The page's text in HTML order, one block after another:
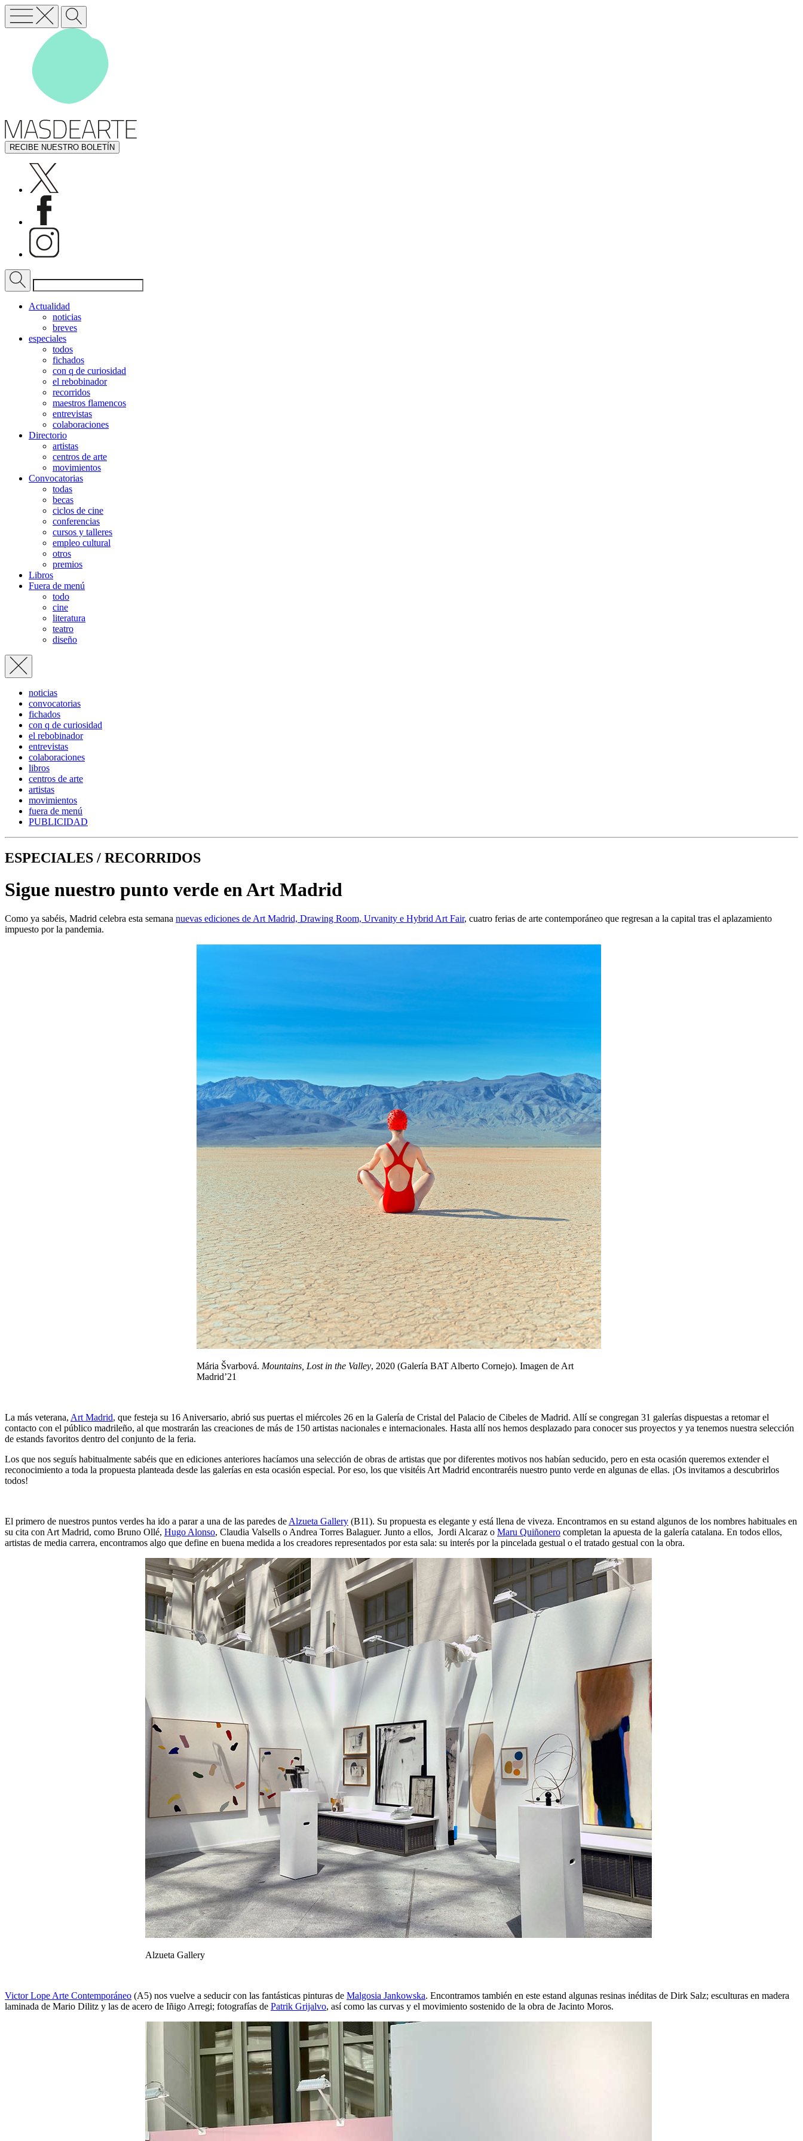
RECIBE NUESTRO BOLETÍN
Actualidad
noticias
breves
especiales
todos
fichados
con q de curiosidad
el rebobinador
recorridos
maestros flamencos
entrevistas
colaboraciones
Directorio
artistas
centros de arte
movimientos
Convocatorias
todas
becas
ciclos de cine
conferencias
cursos y talleres
empleo cultural
otros
premios
Libros
Fuera de menú
todo
cine
literatura
teatro
diseño
noticias
convocatorias
fichados
con q de curiosidad
el rebobinador
entrevistas
colaboraciones
libros
centros de arte
artistas
movimientos
fuera de menú
PUBLICIDAD
ESPECIALES / RECORRIDOS
Sigue nuestro punto verde en Art Madrid
Como ya sabéis, Madrid celebra esta semana nuevas ediciones de Art Madrid, Drawing Room, Urvanity e Hybrid Art Fair, cuatro ferias de arte contemporáneo que regresan a la capital tras el aplazamiento
impuesto por la pandemia.
Mária Švarbová. Mountains, Lost in the Valley, 2020 (Galería BAT Alberto Cornejo). Imagen de Art
Madrid’21
La más veterana, Art Madrid, que festeja su 16 Aniversario, abrió sus puertas el miércoles 26 en la Galería de Cristal del Palacio de Cibeles de Madrid. Allí se congregan 31 galerías dispuestas a retomar el
contacto con el público madrileño, al que mostrarán las creaciones de más de 150 artistas nacionales e internacionales. Hasta allí nos hemos desplazado para conocer sus proyectos y ya tenemos nuestra selección
de estands favoritos dentro del conjunto de la feria.
Los que nos seguís habitualmente sabéis que en ediciones anteriores hacíamos una selección de obras de artistas que por diferentes motivos nos habían seducido, pero en esta ocasión queremos extender el
reconocimiento a toda la propuesta planteada desde las galerías en esta ocasión especial. Por eso, los que visitéis Art Madrid encontraréis nuestro punto verde en algunas de ellas. ¡Os invitamos a descubrirlos
todos!
El primero de nuestros puntos verdes ha ido a parar a una de las paredes de Alzueta Gallery (B11). Su propuesta es elegante y está llena de viveza. Encontramos en su estand algunos de los nombres habituales en
su cita con Art Madrid, como Bruno Ollé, Hugo Alonso, Claudia Valsells o Andrea Torres Balaguer. Junto a ellos, Jordi Alcaraz o Maru Quiñonero completan la apuesta de la galería catalana. En todos ellos,
artistas de media carrera, encontramos algo que define en buena medida a los creadores representados por esta sala: su interés por la pincelada gestual o el tratado gestual con la obra.
Alzueta Gallery
Victor Lope Arte Contemporáneo (A5) nos vuelve a seducir con las fantásticas pinturas de Malgosia Jankowska. Encontramos también en este estand algunas resinas inéditas de Dirk Salz; esculturas en madera
laminada de Mario Dilitz y las de acero de Iñigo Arregi; fotografías de Patrik Grijalvo, así como las curvas y el movimiento sostenido de la obra de Jacinto Moros.